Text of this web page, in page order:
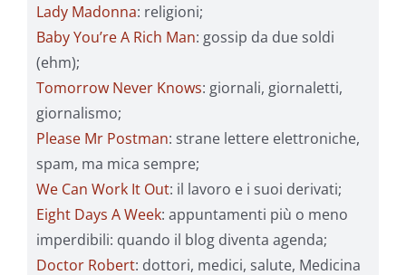
Lady Madonna: religioni;
Baby You’re A Rich Man: gossip da due soldi
(ehm);
Tomorrow Never Knows: giornali, giornaletti,
giornalismo;
Please Mr Postman: strane lettere elettroniche,
spam, ma mica sempre;
We Can Work It Out: il lavoro e i suoi derivati;
Eight Days A Week: appuntamenti più o meno
imperdibili: quando il blog diventa agenda;
Doctor Robert: dottori, medici, salute, Medicina